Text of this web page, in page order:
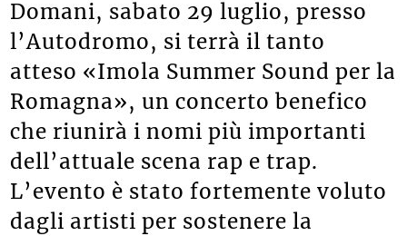
Domani, sabato 29 luglio, presso
l’Autodromo, si terrà il tanto
atteso «Imola Summer Sound per la
Romagna», un concerto benefico
che riunirà i nomi più importanti
dell’attuale scena rap e trap.
L’evento è stato fortemente voluto
dagli artisti per sostenere la